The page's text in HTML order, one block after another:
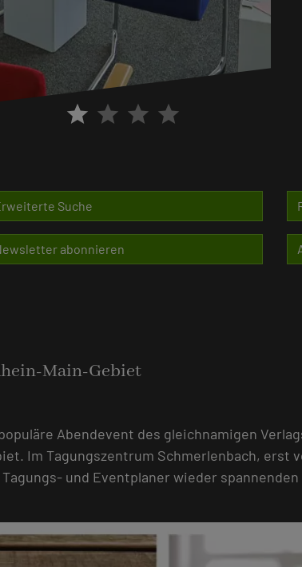
star star star star
Suche
abonnieren
Main-Gebiet
Abendevent des gleichnamigen
Im Tagungszentrum Schmerlenbach, erst
und Eventplaner wieder